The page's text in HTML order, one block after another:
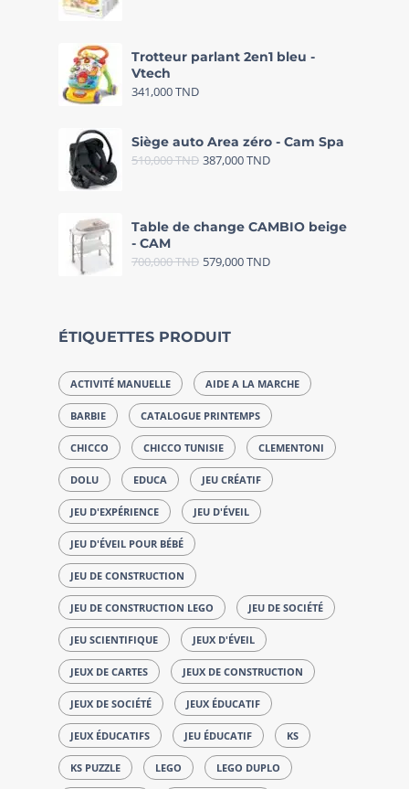
Trotteur parlant 2en1 bleu -
Vtech
341,000TND
Siège auto Area zéro - Cam Spa
510,000TND 387,000TND
Table de change CAMBIO beige
- CAM
700,000TND 579,000TND
ÉTIQUETTES PRODUIT
ACTIVITÉ MANUELLE AIDE A LA MARCHE
BARBIE CATALOGUE PRINTEMPS
CHICCO CHICCO TUNISIE CLEMENTONI
DOLU EDUCA JEU CRÉATIF
JEU D'EXPÉRIENCE JEU D'ÉVEIL
JEU D'ÉVEIL POUR BÉBÉ
JEU DE CONSTRUCTION
JEU DE CONSTRUCTION LEGO JEU DE SOCIÉTÉ
JEU SCIENTIFIQUE JEUX D'ÉVEIL
JEUX DE CARTES JEUX DE CONSTRUCTION
JEUX DE SOCIÉTÉ JEUX ÉDUCATIF
JEUX ÉDUCATIFS JEU ÉDUCATIF KS
KS PUZZLE LEGO LEGO DUPLO